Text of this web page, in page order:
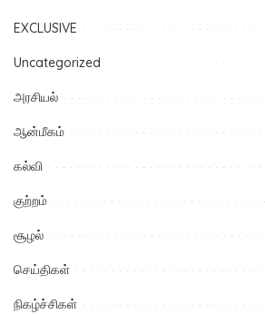
EXCLUSIVE
Uncategorized
அரசியல்
ஆன்மீகம்
கல்வி
குற்றம்
சூழல்
செய்திகள்
நிகழ்ச்சிகள்